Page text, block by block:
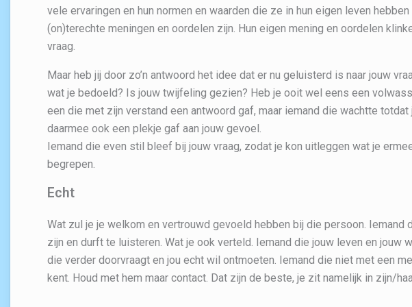
vele ervaringen en hun normen en waarden die ze in hun eigen leven
(on)terechte meningen en oordelen zijn. Hun eigen mening en oordelen
vraag.
Maar heb jij door zo’n antwoord het idee dat er nu geluisterd is naar jouw
wat je bedoeld? Is jouw twijfeling gezien? Heb je ooit wel eens een
een die met zijn verstand een antwoord gaf, maar iemand die wachtte
daarmee ook een plekje gaf aan jouw gevoel.
Iemand die even stil bleef bij jouw vraag, zodat je kon uitleggen wat je
begrepen.
Echt
Wat zul je je welkom en vertrouwd gevoeld hebben bij die persoon.
zijn en durft te luisteren. Wat je ook verteld. Iemand die jouw leven en jouw
die verder doorvraagt en jou echt wil ontmoeten. Iemand die niet met een
kent. Houd met hem maar contact. Dat zijn de beste, je zit namelijk in zijn/